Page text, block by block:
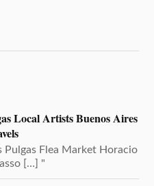
Local Artists Buenos Aires
Flea Market Horacio
[…] "